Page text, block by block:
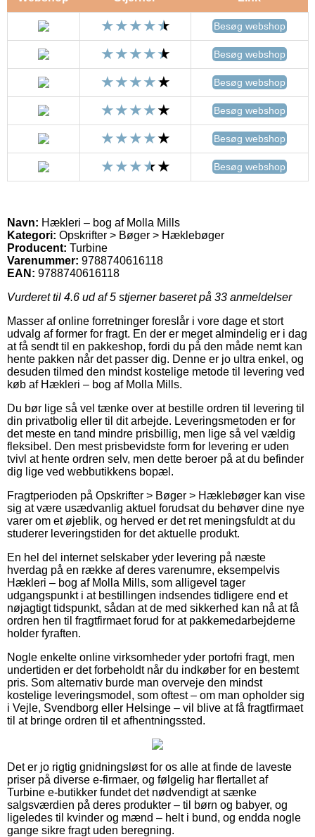
Besøg webshop
Besøg webshop
Besøg webshop
Besøg webshop
Besøg webshop
Besøg webshop
Navn: Hækleri – bog af Molla Mills
Kategori: Opskrifter > Bøger > Hæklebøger
Producent: Turbine
Varenummer: 9788740616118
EAN: 9788740616118
Vurderet til 4.6 ud af 5 stjerner baseret på 33 anmeldelser
Masser af online forretninger foreslår i vore dage et stort
udvalg af former for fragt. En der er meget almindelig er i dag
at få sendt til en pakkeshop, fordi du på den måde nemt kan
hente pakken når det passer dig. Denne er jo ultra enkel, og
desuden tilmed den mindst kostelige metode til levering ved
køb af Hækleri – bog af Molla Mills.
Du bør lige så vel tænke over at bestille ordren til levering til
din privatbolig eller til dit arbejde. Leveringsmetoden er for
det meste en tand mindre prisbillig, men lige så vel vældig
fleksibel. Den mest prisbevidste form for levering er uden
tvivl at hente ordren selv, men dette beroer på at du befinder
dig lige ved webbutikkens bopæl.
Fragtperioden på Opskrifter > Bøger > Hæklebøger kan vise
sig at være usædvanlig aktuel forudsat du behøver dine nye
varer om et øjeblik, og herved er det ret meningsfuldt at du
studerer leveringstiden for det aktuelle produkt.
En hel del internet selskaber yder levering på næste
hverdag på en række af deres varenumre, eksempelvis
Hækleri – bog af Molla Mills, som alligevel tager
udgangspunkt i at bestillingen indsendes tidligere end et
nøjagtigt tidspunkt, sådan at de med sikkerhed kan nå at få
ordren hen til fragtfirmaet forud for at pakkemedarbejderne
holder fyraften.
Nogle enkelte online virksomheder yder portofri fragt, men
undertiden er det forbeholdt når du indkøber for en bestemt
pris. Som alternativ burde man overveje den mindst
kostelige leveringsmodel, som oftest – om man opholder sig
i Vejle, Svendborg eller Helsinge – vil blive at få fragtfirmaet
til at bringe ordren til et afhentningssted.
Det er jo rigtig gnidningsløst for os alle at finde de laveste
priser på diverse e-firmaer, og følgelig har flertallet af
Turbine e-butikker fundet det nødvendigt at sænke
salgsværdien på deres produkter – til børn og babyer, og
ligeledes til kvinder og mænd – helt i bund, og endda nogle
gange sikre fragt uden beregning.